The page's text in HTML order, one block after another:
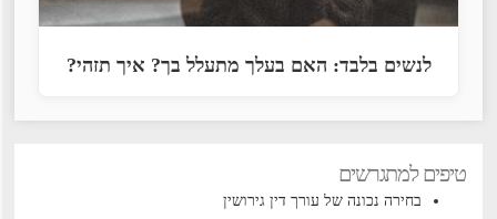
לנשים בלבד: האם בעלך מתעלל בך? איך תזהי?
טיפים למתגרשים
בחירה נכונה של עורך דין גירושין